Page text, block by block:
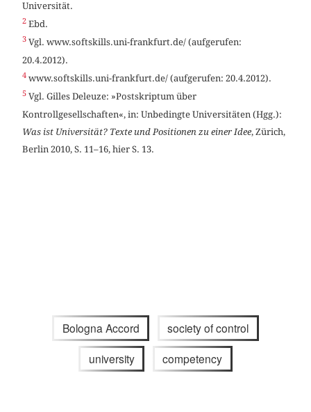
Universität.
2 Ebd.
3 Vgl. www.softskills.uni-frankfurt.de/ (aufgerufen:
20.4.2012).
4 www.softskills.uni-frankfurt.de/ (aufgerufen: 20.4.2012).
5 Vgl. Gilles Deleuze: »Postskriptum über
Kontrollgesellschaften«, in: Unbedingte Universitäten (Hgg.):
Was ist Universität? Texte und Positionen zu einer Idee, Zürich,
Berlin 2010, S. 11–16, hier S. 13.
Bologna Accord society of control
university competency